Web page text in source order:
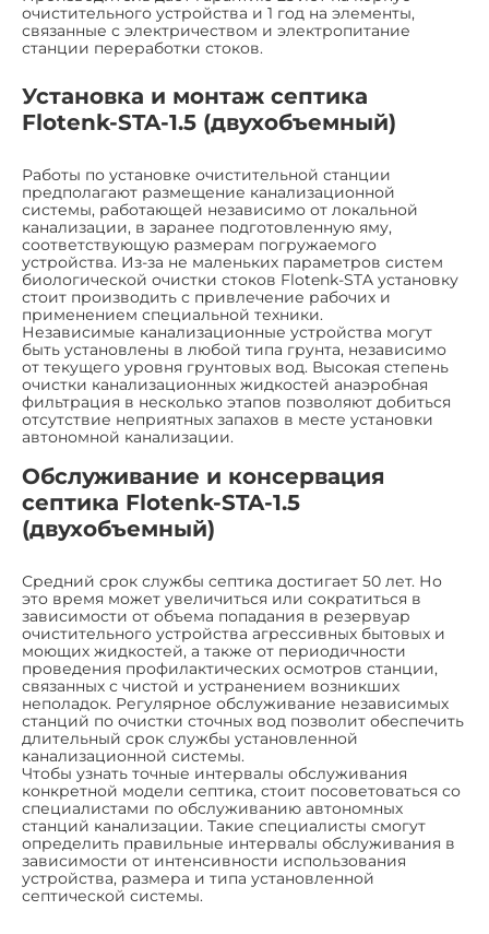
очистительного устройства и 1 год на элементы,
связанные с электричеством и электропитание
станции переработки стоков.
Установка и монтаж септика
Flotenk-STA-1.5 (двухобъемный)
Работы по установке очистительной станции
предполагают размещение канализационной
системы, работающей независимо от локальной
канализации, в заранее подготовленную яму,
соответствующую размерам погружаемого
устройства. Из-за не маленьких параметров систем
биологической очистки стоков Flotenk-STA установку
стоит производить с привлечение рабочих и
применением специальной техники.
Независимые канализационные устройства могут
быть установлены в любой типа грунта, независимо
от текущего уровня грунтовых вод. Высокая степень
очистки канализационных жидкостей анаэробная
фильтрация в несколько этапов позволяют добиться
отсутствие неприятных запахов в месте установки
автономной канализации.
Обслуживание и консервация
септика Flotenk-STA-1.5
(двухобъемный)
Средний срок службы септика достигает 50 лет. Но
это время может увеличиться или сократиться в
зависимости от объема попадания в резервуар
очистительного устройства агрессивных бытовых и
моющих жидкостей, а также от периодичности
проведения профилактических осмотров станции,
связанных с чистой и устранением возникших
неполадок. Регулярное обслуживание независимых
станций по очистки сточных вод позволит обеспечить
длительный срок службы установленной
канализационной системы.
Чтобы узнать точные интервалы обслуживания
конкретной модели септика, стоит посоветоваться со
специалистами по обслуживанию автономных
станций канализации. Такие специалисты смогут
определить правильные интервалы обслуживания в
зависимости от интенсивности использования
устройства, размера и типа установленной
септической системы.